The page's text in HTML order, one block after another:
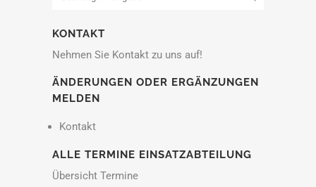
KONTAKT
Nehmen Sie Kontakt zu uns auf!
ÄNDERUNGEN ODER ERGÄNZUNGEN
MELDEN
Kontakt
ALLE TERMINE EINSATZABTEILUNG
Übersicht Termine